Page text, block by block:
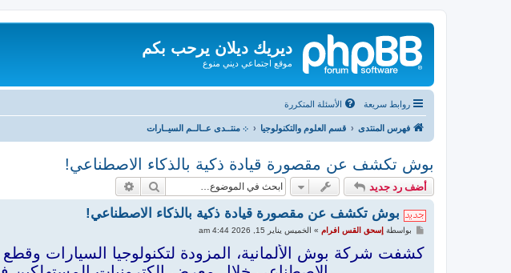
ديريك ديلان يرحب بكم
موقع اجتماعي ديني منوع
روابط سريعة الأسئلة المتكررة
فهرس المنتدى قسم العلوم والتكنولوجيا ܀ منتــدى عــالــم السيــارات
بوش تكشف عن مقصورة قيادة ذكية بالذكاء الاصطناعي!
أضف رد جديد بحث
بوش تكشف عن مقصورة قيادة ذكية بالذكاء الاصطناعي!
ر
بواسطة إسحق القس افرام » الخميس يناير 15, 2026 4:44 am
كشفت شركة بوش الألمانية، المزودة لتكنولوجيا السيارات